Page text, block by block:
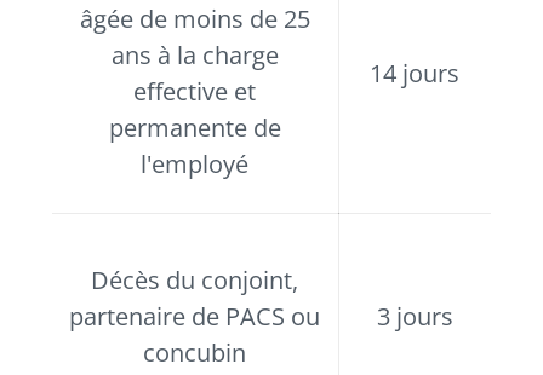
âgée de moins de 25
ans à la charge
effective et
permanente de
l'employé
14 jours
Décès du conjoint,
partenaire de PACS ou
concubin
3 jours